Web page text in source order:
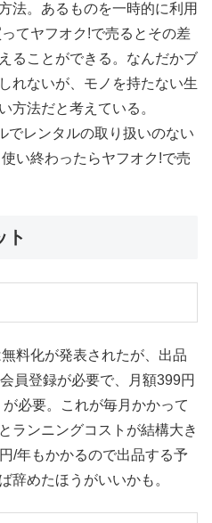
法。あるものを一時的に利用
てヤフオク!で売るとその差
ることができる。なんだかブ
れないが、モノを持たない生
方法だと考えている。
でレンタルの取り扱いのない
い終わったらヤフオク!で売
ト
料化が発表されたが、出品
員登録が必要で、月額399円
必要。これが毎月かかって
ランニングコストが結構大き
/年もかかるので出品する予
辞めたほうがいいかも。